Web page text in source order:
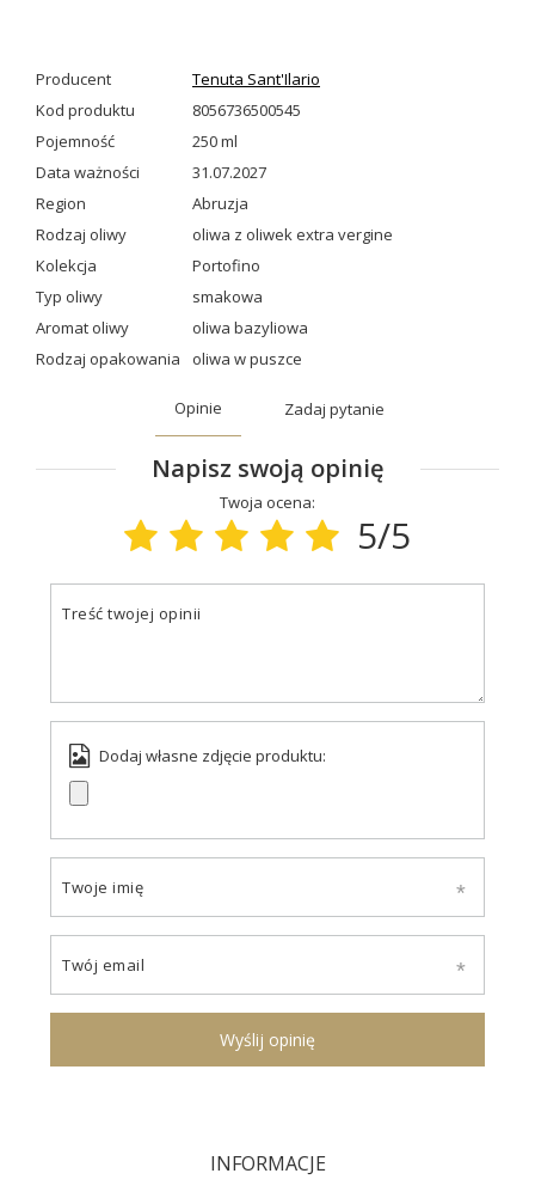
Producent
Tenuta Sant'Ilario
Kod produktu
8056736500545
Pojemność
250 ml
Data ważności
31.07.2027
Region
Abruzja
Rodzaj oliwy
oliwa z oliwek extra vergine
Kolekcja
Portofino
Typ oliwy
smakowa
Aromat oliwy
oliwa bazyliowa
Rodzaj opakowania
oliwa w puszce
Opinie Zadaj pytanie
Napisz swoją opinię
Twoja ocena:
5/5
Treść twojej opinii
Dodaj własne zdjęcie produktu:
Twoje imię
Twój email
Wyślij opinię
INFORMACJE